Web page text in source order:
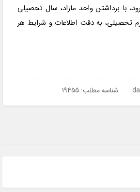
با برداشتن واحد مازاد، سال تحصیلی
تحصیلی، به دقت اطلاعات و شرایط هر
شناسه مطلب: 19455